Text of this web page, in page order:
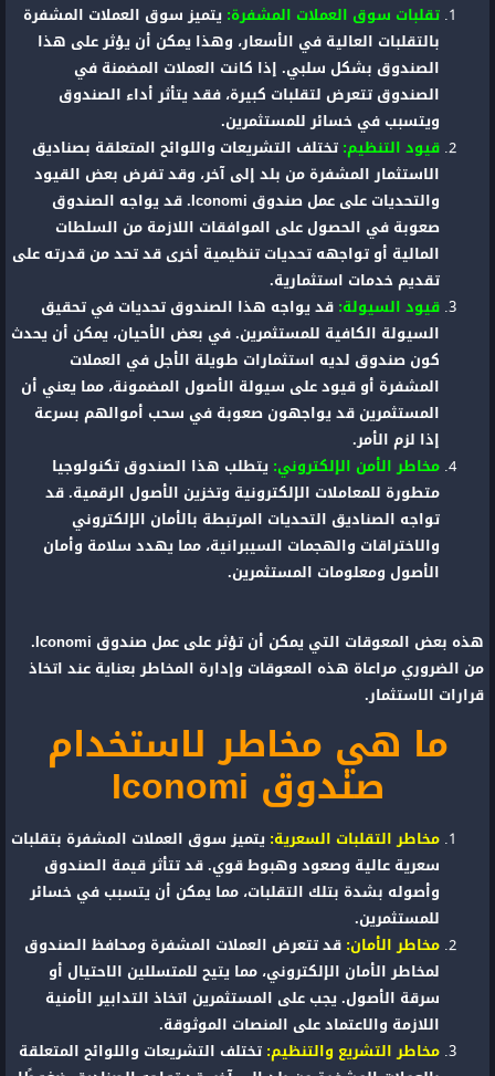
تقلبات سوق العملات المشفرة: يتميز سوق العملات المشفرة
بالتقلبات العالية في الأسعار، وهذا يمكن أن يؤثر على هذا
الصندوق بشكل سلبي. إذا كانت العملات المضمنة في
الصندوق تتعرض لتقلبات كبيرة، فقد يتأثر أداء الصندوق
ويتسبب في خسائر للمستثمرين.
قيود التنظيم: تختلف التشريعات واللوائح المتعلقة بصناديق
الاستثمار المشفرة من بلد إلى آخر، وقد تفرض بعض القيود
والتحديات على عمل صندوق Iconomi. قد يواجه الصندوق
صعوبة في الحصول على الموافقات اللازمة من السلطات
المالية أو تواجهه تحديات تنظيمية أخرى قد تحد من قدرته على
تقديم خدمات استثمارية.
قيود السيولة: قد يواجه هذا الصندوق تحديات في تحقيق
السيولة الكافية للمستثمرين. في بعض الأحيان، يمكن أن يحدث
كون صندوق لديه استثمارات طويلة الأجل في العملات
المشفرة أو قيود على سيولة الأصول المضمونة، مما يعني أن
المستثمرين قد يواجهون صعوبة في سحب أموالهم بسرعة
إذا لزم الأمر.
مخاطر الأمن الإلكتروني: يتطلب هذا الصندوق تكنولوجيا
متطورة للمعاملات الإلكترونية وتخزين الأصول الرقمية. قد
تواجه الصناديق التحديات المرتبطة بالأمان الإلكتروني
والاختراقات والهجمات السيبرانية، مما يهدد سلامة وأمان
الأصول ومعلومات المستثمرين.
هذه بعض المعوقات التي يمكن أن تؤثر على عمل صندوق Iconomi.
من الضروري مراعاة هذه المعوقات وإدارة المخاطر بعناية عند اتخاذ
قرارات الاستثمار.
ما هي مخاطر لاستخدام
صندوق Iconomi
مخاطر التقلبات السعرية: يتميز سوق العملات المشفرة بتقلبات
سعرية عالية وصعود وهبوط قوي. قد تتأثر قيمة الصندوق
وأصوله بشدة بتلك التقلبات، مما يمكن أن يتسبب في خسائر
للمستثمرين.
مخاطر الأمان: قد تتعرض العملات المشفرة ومحافظ الصندوق
لمخاطر الأمان الإلكتروني، مما يتيح للمتسللين الاحتيال أو
سرقة الأصول. يجب على المستثمرين اتخاذ التدابير الأمنية
اللازمة والاعتماد على المنصات الموثوقة.
مخاطر التشريع والتنظيم: تختلف التشريعات واللوائح المتعلقة